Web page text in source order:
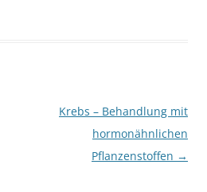
Krebs – Behandlung mit
hormonähnlichen
Pflanzenstoffen →